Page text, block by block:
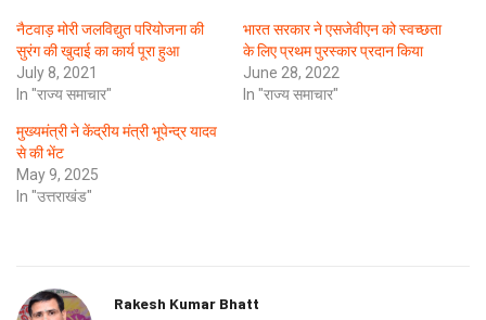
नैटवाड़ मोरी जलविद्युत परियोजना की
सुरंग की खुदाई का कार्य पूरा हुआ
July 8, 2021
In "राज्य समाचार"
भारत सरकार ने एसजेवीएन को स्वच्छता
के लिए प्रथम पुरस्कार प्रदान किया
June 28, 2022
In "राज्य समाचार"
मुख्यमंत्री ने केंद्रीय मंत्री भूपेन्द्र यादव
से की भेंट
May 9, 2025
In "उत्तराखंड"
Rakesh Kumar Bhatt